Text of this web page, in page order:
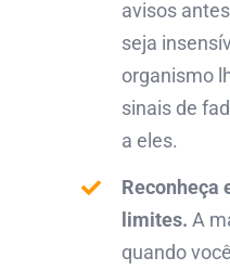
avisos
seja
organismo
sinais de
a eles.
Reconheça
limites. A
quando